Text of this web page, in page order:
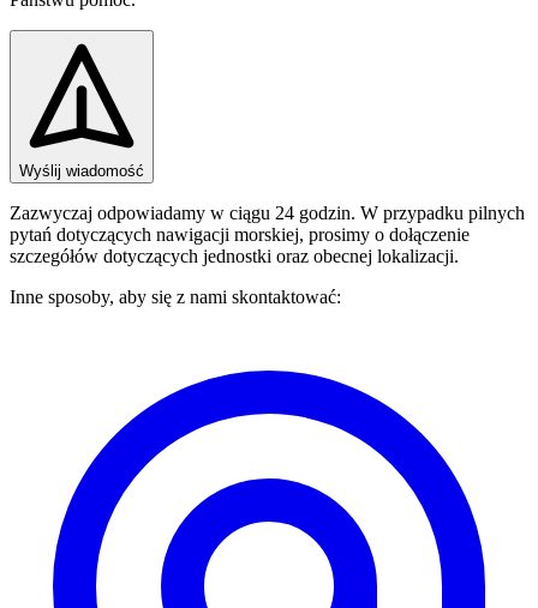
Wyślij wiadomość
Zazwyczaj odpowiadamy w ciągu 24 godzin. W przypadku pilnych
pytań dotyczących nawigacji morskiej, prosimy o dołączenie
szczegółów dotyczących jednostki oraz obecnej lokalizacji.
Inne sposoby, aby się z nami skontaktować: